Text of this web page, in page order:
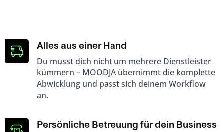
Alles aus einer Hand
Du musst dich nicht um mehrere Dienstleister
kümmern – MOODJA übernimmt die komplette
Abwicklung und passt sich deinem Workflow
an.
Persönliche Betreuung für dein Business